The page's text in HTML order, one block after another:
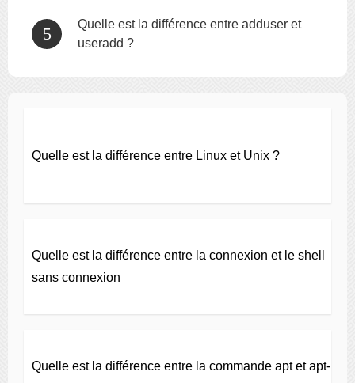
Quelle est la différence entre adduser et
useradd ?
Quelle est la différence entre Linux et Unix ?
Quelle est la différence entre la connexion et le shell
sans connexion
Quelle est la différence entre la commande apt et apt-